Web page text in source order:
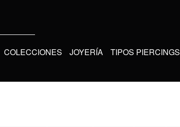
COLECCIONES JOYERÍA TIPOS PIERCINGS